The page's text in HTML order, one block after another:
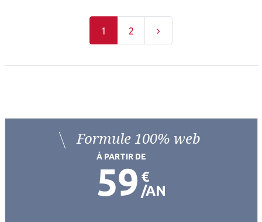
1 2
Formule 100% web
À PARTIR DE
59 €
AN